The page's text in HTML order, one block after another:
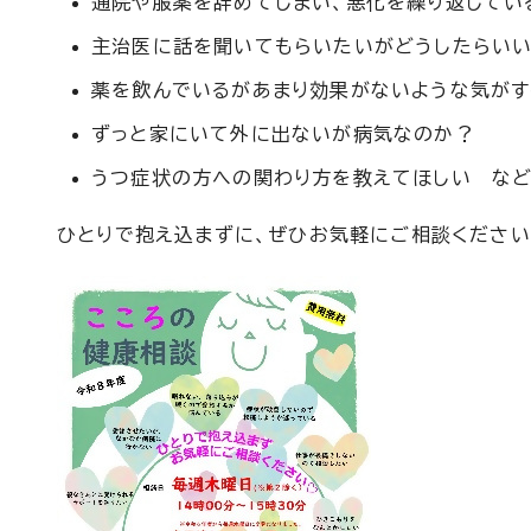
主治医に話を聞いてもらいたいがどうしたらい
薬を飲んでいるがあまり効果がないような気がす
ずっと家にいて外に出ないが病気なのか？
うつ症状の方への関わり方を教えてほしい など
ひとりで抱え込まずに、ぜひお気軽にご相談ください